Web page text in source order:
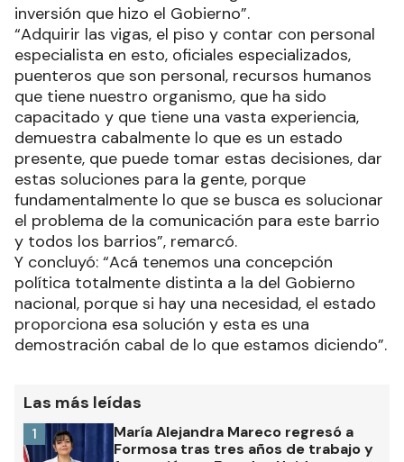
inversión que hizo el Gobierno”.
“Adquirir las vigas, el piso y contar con personal
especialista en esto, oficiales especializados,
puenteros que son personal, recursos humanos
que tiene nuestro organismo, que ha sido
capacitado y que tiene una vasta experiencia,
demuestra cabalmente lo que es un estado
presente, que puede tomar estas decisiones, dar
estas soluciones para la gente, porque
fundamentalmente lo que se busca es solucionar
el problema de la comunicación para este barrio
y todos los barrios”, remarcó.
Y concluyó: “Acá tenemos una concepción
política totalmente distinta a la del Gobierno
nacional, porque si hay una necesidad, el estado
proporciona esa solución y esta es una
demostración cabal de lo que estamos diciendo”.
Las más leídas
María Alejandra Mareco regresó a
Formosa tras tres años de trabajo y
1